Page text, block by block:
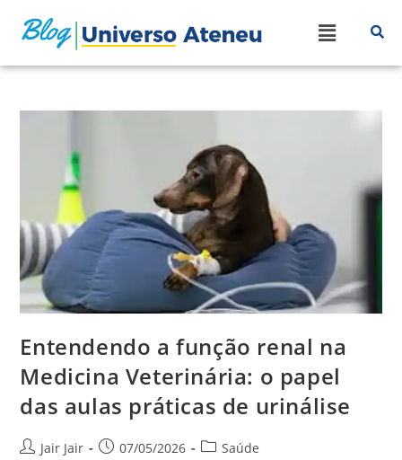
Entendendo a função renal na
Medicina Veterinária: o papel
das aulas práticas de urinálise
Jair Jair 07/05/2026 Saúde